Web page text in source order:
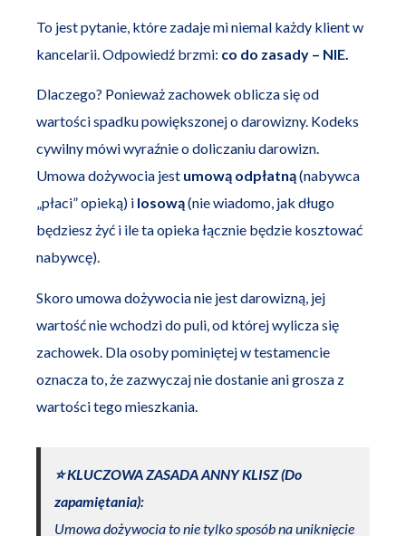
To jest pytanie, które zadaje mi niemal każdy klient w
kancelarii. Odpowiedź brzmi: co do zasady – NIE.
Dlaczego? Ponieważ zachowek oblicza się od
wartości spadku powiększonej o darowizny. Kodeks
cywilny mówi wyraźnie o doliczaniu darowizn.
Umowa dożywocia jest umową odpłatną(nabywca
„płaci” opieką) i losową(nie wiadomo, jak długo
będziesz żyć i ile ta opieka łącznie będzie kosztować
nabywcę).
Skoro umowa dożywocia nie jest darowizną, jej
wartość nie wchodzi do puli, od której wylicza się
zachowek. Dla osoby pominiętej w testamencie
oznacza to, że zazwyczaj nie dostanie ani grosza z
wartości tego mieszkania.
⭐️ KLUCZOWA ZASADA ANNY KLISZ (Do
zapamiętania):
Umowa dożywocia to nie tylko sposób na uniknięcie